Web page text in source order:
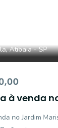
Atibaia - SP
no Jardim